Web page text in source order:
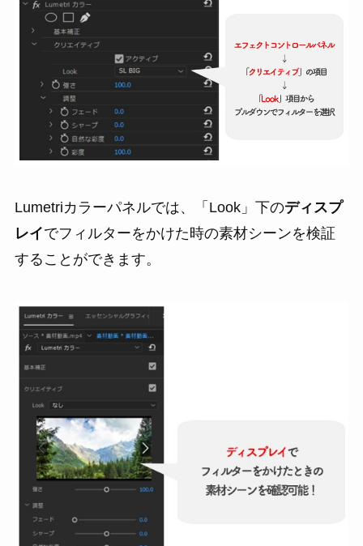
Lumetriカラーパネルでは、「Look」下のディスプ
レイでフィルターをかけた時の素材シーンを検証
することができます。